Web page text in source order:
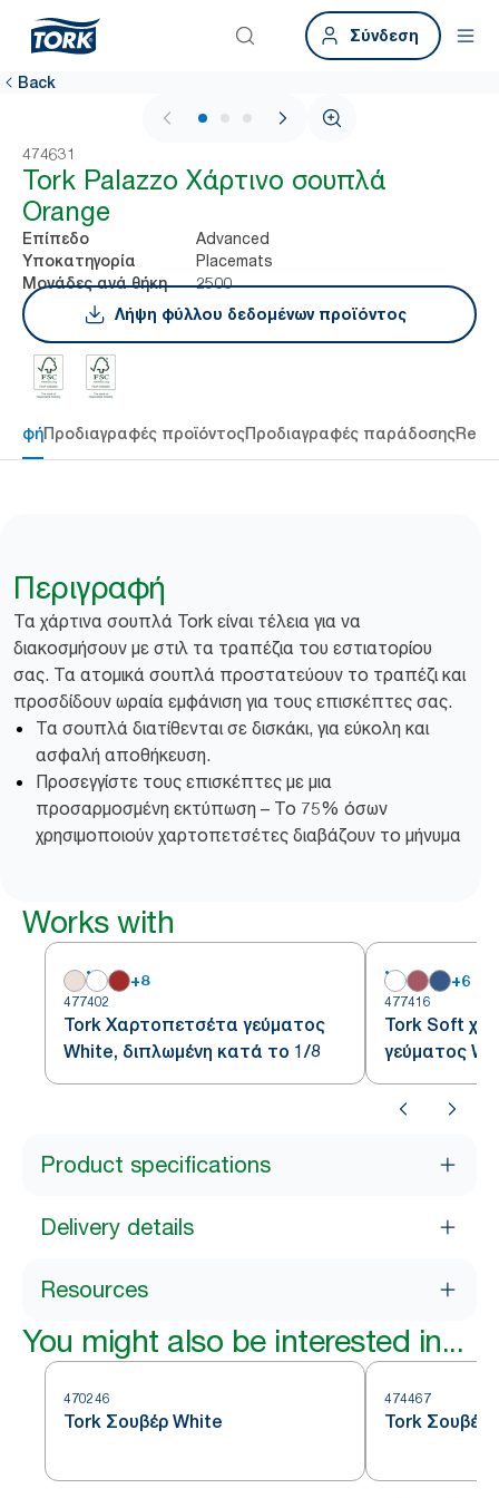
Σύνδεση
Back
1 / 3
474631
Tork Palazzo Χάρτινο σουπλά
Orange
Επίπεδο Advanced
Υποκατηγορία Placemats
Μονάδες ανά θήκη
2500
Λήψη φύλλου δεδομένων προϊόντος
Προδιαγραφές προϊόντοςΠροδιαγραφές παράδοσης
Περιγραφή
Τα χάρτινα σουπλά Tork είναι τέλεια για να
διακοσμήσουν με στιλ τα τραπέζια του εστιατορίου
σας. Τα ατομικά σουπλά προστατεύουν το τραπέζι και
προσδίδουν ωραία εμφάνιση για τους επισκέπτες σας.
Τα σουπλά διατίθενται σε δισκάκι, για εύκολη και
ασφαλή αποθήκευση.
Προσεγγίστε τους επισκέπτες με μια
προσαρμοσμένη εκτύπωση – Το 75% όσων
χρησιμοποιούν χαρτοπετσέτες διαβάζουν το μήνυμα
Works with
+8
477402
Tork Χαρτοπετσέτα γεύματος
White, διπλωμένη κατά το 1/8
+6
477416
Tork Soft
γεύματος
κατά το 1/8
Product specifications
Delivery details
Resources
You might also be interested in...
470246
Tork Σουβέρ White
474467
Tork Σουβέρ